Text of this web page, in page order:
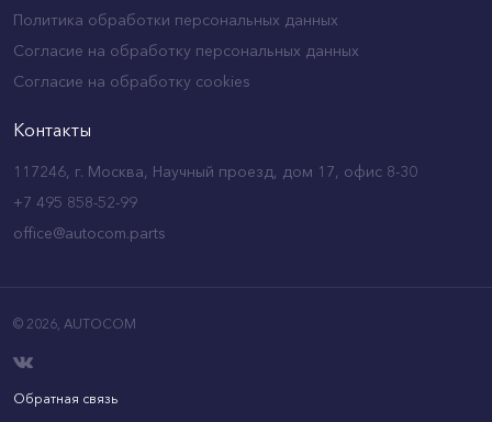
Политика обработки персональных данных
Согласие на обработку персональных данных
Согласие на обработку cookies
Контакты
117246, г. Москва, Научный проезд, дом 17, офис 8-30
+7 495 858-52-99
office@autocom.parts
© 2026, AUTOCOM
Обратная связь